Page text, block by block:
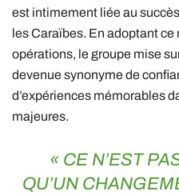
est intimement liée au
les Caraïbes. En adoptant ce
opérations, le groupe mise
devenue synonyme de
d’expériences mémorables
majeures.
« CE N’EST
QU’UN